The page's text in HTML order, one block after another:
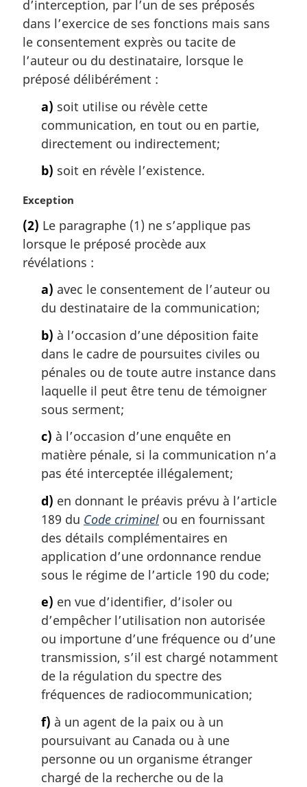
d’interception, par l’un de ses préposés
dans l’exercice de ses fonctions mais sans
le consentement exprès ou tacite de
l’auteur ou du destinataire, lorsque le
préposé délibérément :
a) soit utilise ou révèle cette
communication, en tout ou en partie,
directement ou indirectement;
b) soit en révèle l’existence.
N
t
e
m
Exception
(2) Le paragraphe (1) ne s’applique pas
lorsque le préposé procède aux
révélations :
a) avec le consentement de l’auteur ou
du destinataire de la communication;
b) à l’occasion d’une déposition faite
dans le cadre de poursuites civiles ou
pénales ou de toute autre instance dans
laquelle il peut être tenu de témoigner
sous serment;
c) à l’occasion d’une enquête en
matière pénale, si la communication n’a
pas été interceptée illégalement;
d) en donnant le préavis prévu à l’article
189 du Code criminel ou en fournissant
des détails complémentaires en
application d’une ordonnance rendue
sous le régime de l’article 190 du code;
e) en vue d’identifier, d’isoler ou
d’empêcher l’utilisation non autorisée
ou importune d’une fréquence ou d’une
transmission, s’il est chargé notamment
de la régulation du spectre des
fréquences de radiocommunication;
f) à un agent de la paix ou à un
poursuivant au Canada ou à une
personne ou un organisme étranger
chargé de la recherche ou de la